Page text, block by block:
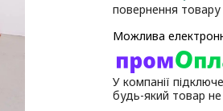
повернення
У компанії
будь-який товар